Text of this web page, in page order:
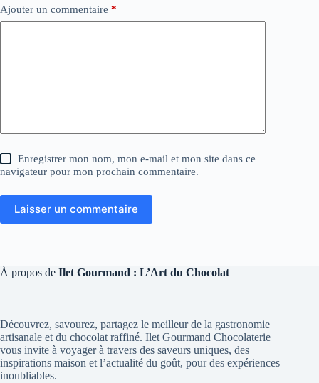
Ajouter un commentaire *
Enregistrer mon nom, mon e-mail et mon site dans ce
navigateur pour mon prochain commentaire.
Laisser un commentaire
À propos de Ilet Gourmand : L’Art du Chocolat
Découvrez, savourez, partagez le meilleur de la gastronomie
artisanale et du chocolat raffiné. Ilet Gourmand Chocolaterie
vous invite à voyager à travers des saveurs uniques, des
inspirations maison et l’actualité du goût, pour des expériences
inoubliables.